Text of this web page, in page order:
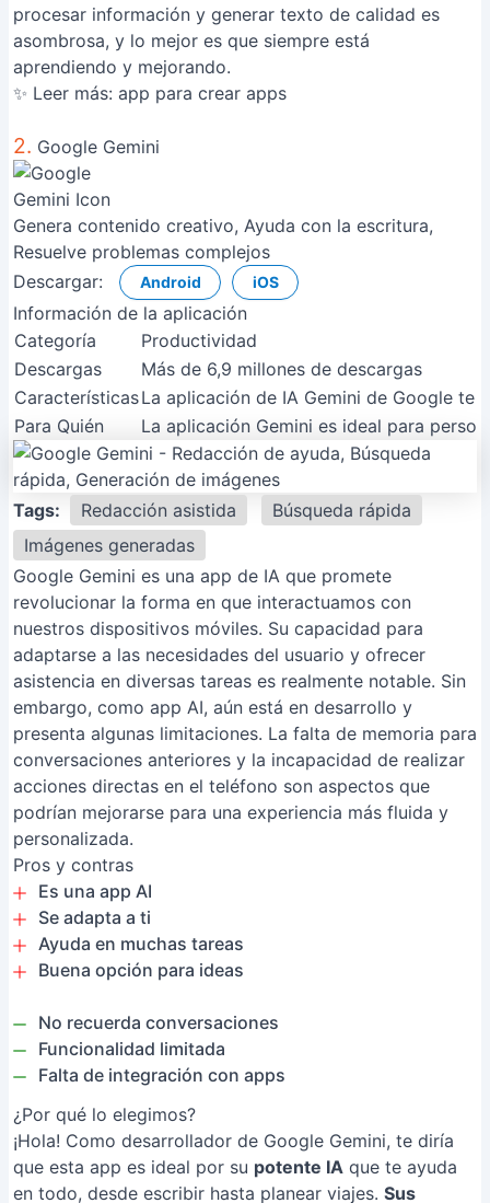
procesar información y generar texto de calidad es
asombrosa, y lo mejor es que siempre está
aprendiendo y mejorando.
✨ Leer más: app para crear apps
2. Google Gemini
Genera contenido creativo, Ayuda con la escritura,
Resuelve problemas complejos
Descargar:
Android iOS
Información de la aplicación
Categoría
Productividad
Descargas
Más de 6,9 millones de descargas
CaracterísticasLa aplicación de IA Gemini de Google te
Para Quién
La aplicación Gemini es ideal para
Tags: Redacción asistida
Búsqueda rápida
Imágenes generadas
Google Gemini es una app de IA que promete
revolucionar la forma en que interactuamos con
nuestros dispositivos móviles. Su capacidad para
adaptarse a las necesidades del usuario y ofrecer
asistencia en diversas tareas es realmente notable. Sin
embargo, como app AI, aún está en desarrollo y
presenta algunas limitaciones. La falta de memoria para
conversaciones anteriores y la incapacidad de realizar
acciones directas en el teléfono son aspectos que
podrían mejorarse para una experiencia más fluida y
personalizada.
Pros y contras
Es una app AI
Se adapta a ti
Ayuda en muchas tareas
Buena opción para ideas
No recuerda conversaciones
Funcionalidad limitada
Falta de integración con apps
¿Por qué lo elegimos?
¡Hola! Como desarrollador de Google Gemini, te diría
que esta app es ideal por su potente IA que te ayuda
en todo, desde escribir hasta planear viajes. Sus